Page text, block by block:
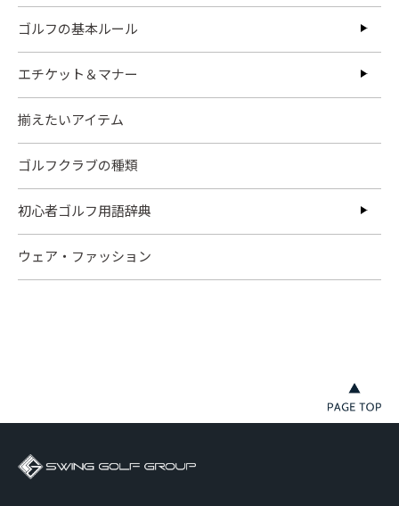
ゴルフの基本ルール
エチケット＆マナー
揃えたいアイテム
ゴルフクラブの種類
初心者ゴルフ用語辞典
ウェア・ファッション